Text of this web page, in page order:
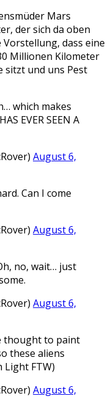
Mars
der sich da oben
dass eine
Millionen Kilometer
und uns Pest
which makes
EVER SEEN A
August 6,
Can I come
August 6,
no, wait… just
August 6,
thought to paint
these aliens
Light FTW)
August 6,